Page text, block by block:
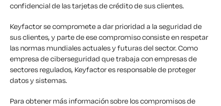
confidencial de las tarjetas de crédito de sus clientes.
Keyfactor se compromete a dar prioridad a la seguridad de
sus clientes, y parte de ese compromiso consiste en respetar
las normas mundiales actuales y futuras del sector. Como
empresa de ciberseguridad que trabaja con empresas de
sectores regulados, Keyfactor es responsable de proteger
datos y sistemas.
Para obtener más información sobre los compromisos de